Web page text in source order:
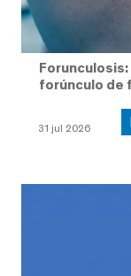
Forunculosis:
forúnculo de
31 jul 2026